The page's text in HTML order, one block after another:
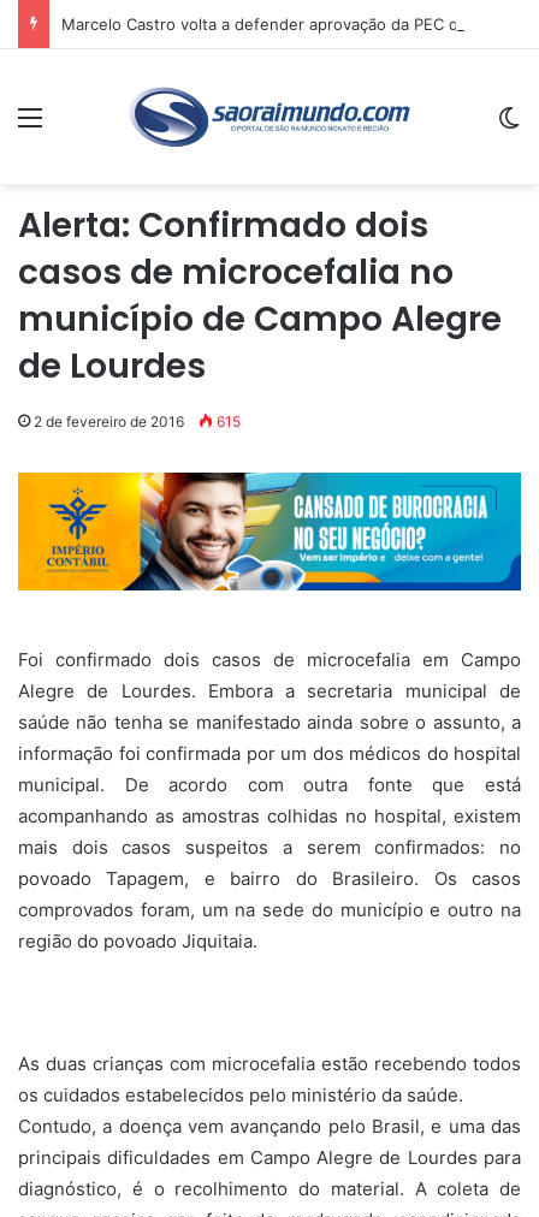
Menu
Alerta: Confirmado dois
casos de microcefalia no
município de Campo Alegre
de Lourdes
2 de fevereiro de 2016 615
Foi confirmado dois casos de microcefalia em Campo
Alegre de Lourdes. Embora a secretaria municipal de
saúde não tenha se manifestado ainda sobre o assunto, a
informação foi confirmada por um dos médicos do hospital
municipal. De acordo com outra fonte que está
acompanhando as amostras colhidas no hospital, existem
mais dois casos suspeitos a serem confirmados: no
povoado Tapagem, e bairro do Brasileiro. Os casos
comprovados foram, um na sede do município e outro na
região do povoado Jiquitaia.
As duas crianças com microcefalia estão recebendo todos
os cuidados estabelecidos pelo ministério da saúde.
Contudo, a doença vem avançando pelo Brasil, e uma das
principais dificuldades em Campo Alegre de Lourdes para
diagnóstico, é o recolhimento do material. A coleta de